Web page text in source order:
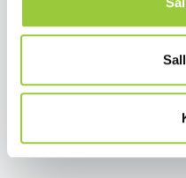
Lomakkeet
Yhteystiedot